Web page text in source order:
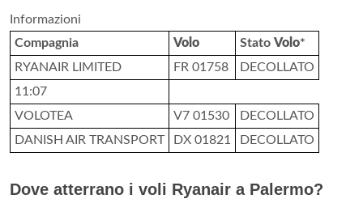
Informazioni
Compagnia
Volo Stato Volo*
RYANAIR LIMITED
FR 01758
DECOLLATO
11:07
VOLOTEA
V7 01530
DECOLLATO
DANISH AIR TRANSPORT
DX 01821 DECOLLATO
Dove atterrano i voli Ryanair a Palermo?